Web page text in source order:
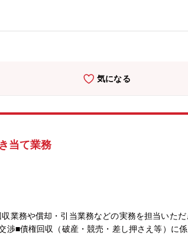
ト領域の専門性を磨くことが可能。■業務品質
理体制が不可欠です。お客さまへの金融サー
ード業界で培った審査・与信・債権管理経験
気になる
当て業務
業務や償却・引当業務などの実務を担当いた
渉■債権回収（破産・競売・差し押さえ等）に